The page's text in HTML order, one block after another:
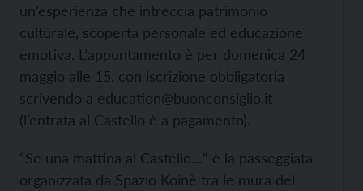
un’esperienza che intreccia patrimonio
culturale, scoperta personale ed educazione
emotiva. L’appuntamento è per domenica 24
maggio alle 15, con iscrizione obbligatoria
scrivendo a education@buonconsiglio.it
(l’entrata al Castello è a pagamento).
“Se una mattina al Castello…” è la passeggiata
organizzata da Spazio Koinè tra le mura del